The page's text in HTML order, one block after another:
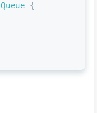
Queue {